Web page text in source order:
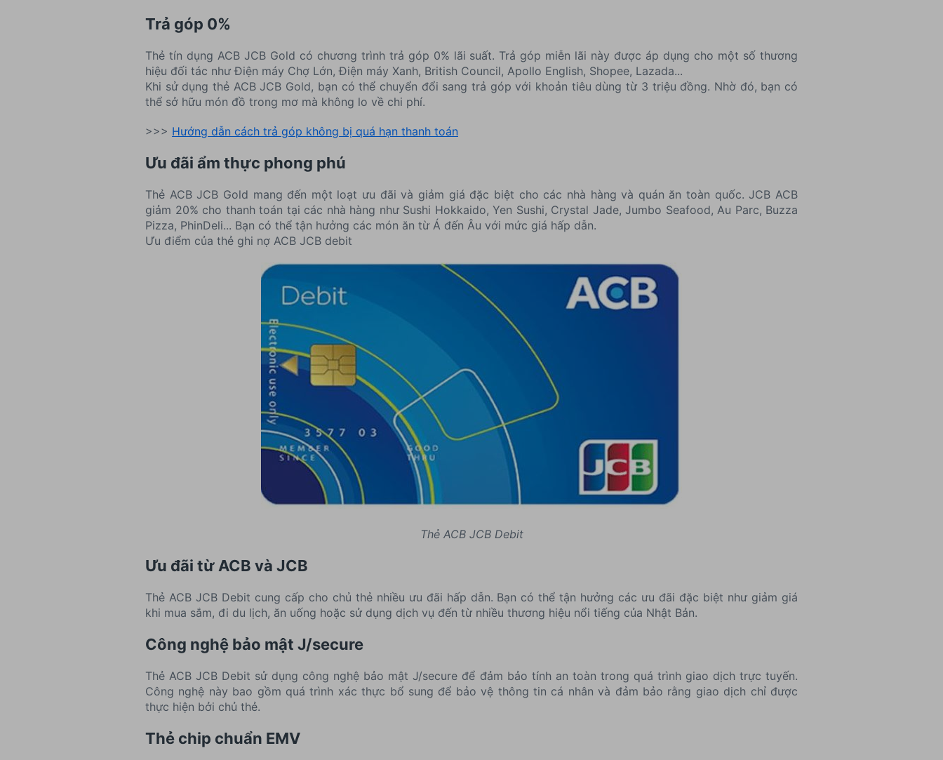
Trả góp 0%
Thẻ tín dụng ACB JCB Gold có chương trình trả góp 0% lãi suất. Trả góp miễn lãi này được áp dụng cho một số thương
hiệu đối tác như Điện máy Chợ Lớn, Điện máy Xanh, British Council, Apollo English, Shopee, Lazada...
Khi sử dụng thẻ ACB JCB Gold, bạn có thể chuyển đổi sang trả góp với khoản tiêu dùng từ 3 triệu đồng. Nhờ đó, bạn có
thể sở hữu món đồ trong mơ mà không lo về chi phí.
>>> Hướng dẫn cách trả góp không bị quá hạn thanh toán
Ưu đãi ẩm thực phong phú
Thẻ ACB JCB Gold mang đến một loạt ưu đãi và giảm giá đặc biệt cho các nhà hàng và quán ăn toàn quốc. JCB ACB
giảm 20% cho thanh toán tại các nhà hàng như Sushi Hokkaido, Yen Sushi, Crystal Jade, Jumbo Seafood, Au Parc, Buzza
Pizza, PhinDeli... Bạn có thể tận hưởng các món ăn từ Á đến Âu với mức giá hấp dẫn.
Ưu điểm của thẻ ghi nợ ACB JCB debit
Thẻ ACB JCB Debit
Ưu đãi từ ACB và JCB
Thẻ ACB JCB Debit cung cấp cho chủ thẻ nhiều ưu đãi hấp dẫn. Bạn có thể tận hưởng các ưu đãi đặc biệt như giảm giá
khi mua sắm, đi du lịch, ăn uống hoặc sử dụng dịch vụ đến từ nhiều thương hiệu nổi tiếng của Nhật Bản.
Công nghệ bảo mật J/secure
Thẻ ACB JCB Debit sử dụng công nghệ bảo mật J/secure để đảm bảo tính an toàn trong quá trình giao dịch trực tuyến.
Công nghệ này bao gồm quá trình xác thực bổ sung để bảo vệ thông tin cá nhân và đảm bảo rằng giao dịch chỉ được
thực hiện bởi chủ thẻ.
Thẻ chip chuẩn EMV